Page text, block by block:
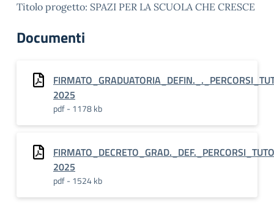
Titolo progetto: SPAZI PER LA SCUOLA CHE CRESCE
Documenti
2025
pdf - 1178 kb
2025
pdf - 1524 kb